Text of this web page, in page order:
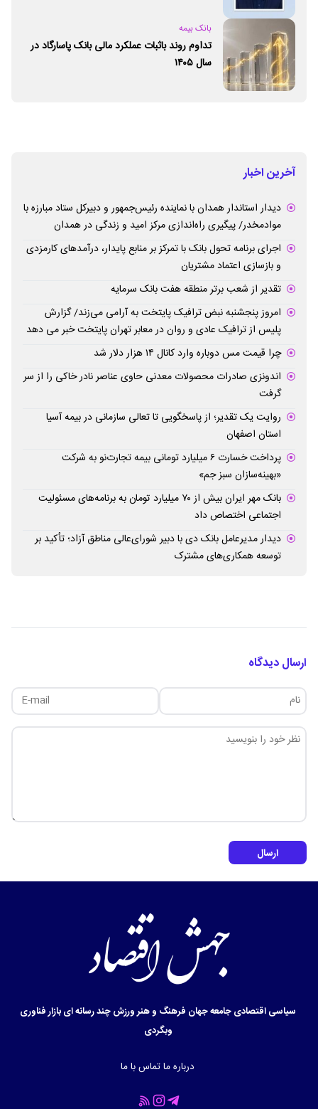
بانک بیمه
تداوم روند باثبات عملکرد مالی بانک پاسارگاد در
سال ۱۴۰۵
آخرین اخبار
دیدار استاندار همدان با نماینده رئیس‌جمهور و دبیرکل ستاد مبارزه با
موادمخدر/ پیگیری راه‌اندازی مرکز امید و زندگی در همدان
اجرای برنامه تحول بانک با تمرکز بر منابع پایدار، درآمدهای کارمزدی
و بازسازی اعتماد مشتریان
تقدیر از شعب برتر منطقه هفت بانک سرمایه
امروز پنجشنبه نبض ترافیک پایتخت به آرامی می‌زند/ گزارش
پلیس از ترافیک عادی و روان در معابر تهران پایتخت خبر می دهد
چرا قیمت مس دوباره وارد کانال ۱۴ هزار دلار شد
اندونزی صادرات محصولات معدنی حاوی عناصر نادر خاکی را از سر
گرفت
روایت یک تقدیر؛ از پاسخگویی تا تعالی سازمانی در بیمه آسیا
استان اصفهان
پرداخت خسارت ۶ میلیارد تومانی بیمه تجارت‌نو به شرکت
«بهینه‌سازان سبز جم»
بانک مهر ایران بیش از ۷۰ میلیارد تومان به برنامه‌های مسئولیت
اجتماعی اختصاص داد
دیدار مدیرعامل بانک دی با دبیر شورای‌عالی مناطق آزاد؛ تأکید بر
توسعه همکاری‌های مشترک
ارسال دیدگاه
ارسال
سیاسیاقتصادیجامعهجهان فرهنگ و هنرورزشچند رسانه ایبازارفناوری
وبگردی
درباره ماتماس با ما